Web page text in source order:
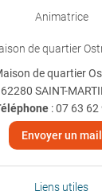
Animatrice
de quartier
de quartier
SAINT-
:07 63 62
Envoyer un mail
Liens utiles